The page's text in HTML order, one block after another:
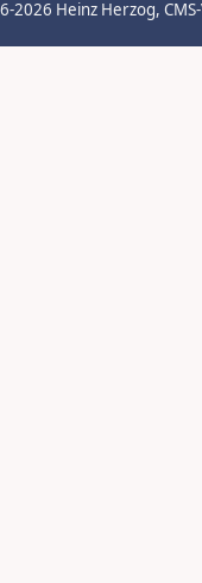
2026 Heinz Herzog,